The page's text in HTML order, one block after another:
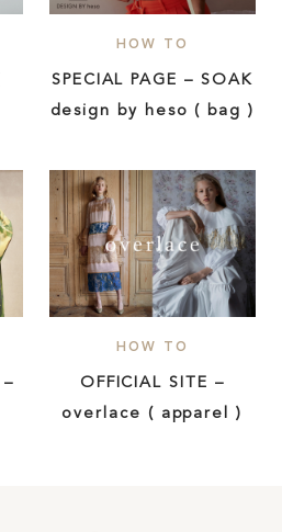
HOW TO
SPECIAL PAGE – SOAK
design by heso ( bag )
–
HOW TO
OFFICIAL SITE –
overlace ( apparel )